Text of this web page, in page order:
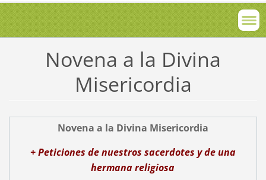
Novena a la Divina
Misericordia
Novena a la Divina Misericordia
+ Peticiones de nuestros sacerdotes y de una
hermana religiosa